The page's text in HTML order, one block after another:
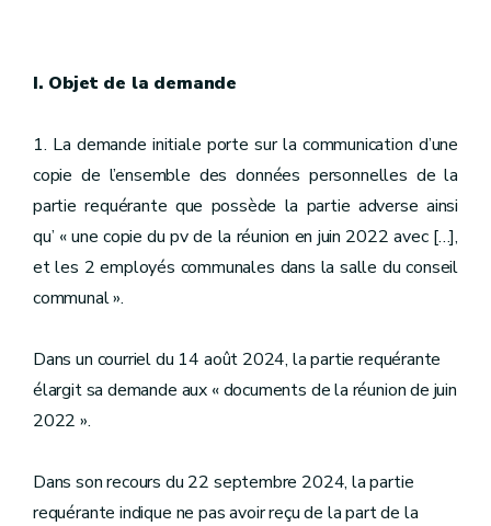
I. Objet de la demande
1. La demande initiale porte sur la communication d’une
copie de l’ensemble des données personnelles de la
partie requérante que possède la partie adverse ainsi
qu’ « une copie du pv de la réunion en juin 2022 avec […],
et les 2 employés communales dans la salle du conseil
communal ».
Dans un courriel du 14 août 2024, la partie requérante
élargit sa demande aux « documents de la réunion de juin
2022 ».
Dans son recours du 22 septembre 2024, la partie
requérante indique ne pas avoir reçu de la part de la